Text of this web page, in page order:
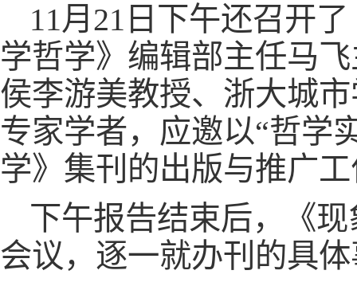
11月21日下午还召开
学哲学》编辑部主任马
侯李游美教授、浙大城
专家学者，应邀以“哲学
学》集刊的出版与推广
下午报告结束后，《
会议，逐一就办刊的具